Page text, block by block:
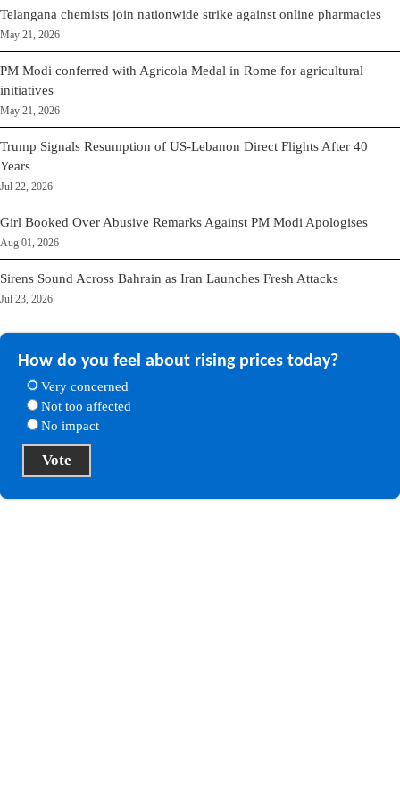
Telangana chemists join nationwide strike against online pharmacies
May 21, 2026
PM Modi conferred with Agricola Medal in Rome for agricultural
initiatives
May 21, 2026
Trump Signals Resumption of US-Lebanon Direct Flights After 40
Years
Jul 22, 2026
Girl Booked Over Abusive Remarks Against PM Modi Apologises
Aug 01, 2026
Sirens Sound Across Bahrain as Iran Launches Fresh Attacks
How do you feel about rising prices today?
Very concerned
Not too affected
No impact